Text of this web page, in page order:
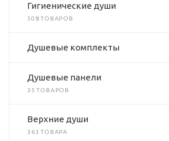
Гигиенические души
508 ТОВАРОВ
Душевые комплекты
Душевые панели
35 ТОВАРОВ
Верхние души
363 ТОВАРА